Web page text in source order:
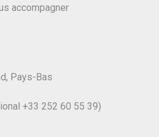
accompagner
Pays-Bas
+33 252 60 55 39)